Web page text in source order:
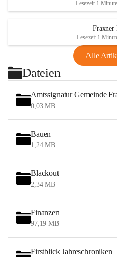
Lesezeit 1 Minute
Fraxner
Lesezeit 1
Alle
Dateien
Amtssignatur Gemeinde
0,03 MB
Bauen
1,24 MB
Blackout
2,34 MB
Finanzen
97,19 MB
Firstblick Jahreschroniken